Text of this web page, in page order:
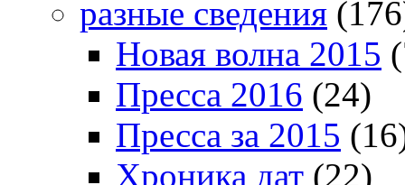
разные сведения
Новая волна 2015
Пресса 2016 (24)
Пресса за 2015
Хроника дат (22)